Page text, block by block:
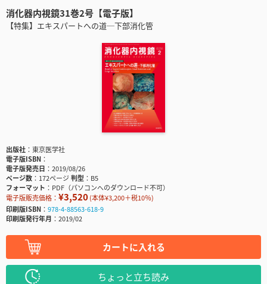
消化器内視鏡31巻2号【電子版】
【特集】エキスパートへの道─下部消化管
出版社
東京医学社
電子版ISBN
電子版発売日
2019/08/26
ページ数
172ページ判型
B5
フォーマット
PDF（パソコンへのダウンロード不可）
電子版販売価格： ¥3,520(本体¥3,200＋税10％)
印刷版ISBN
978-4-88563-618-9
印刷版発行年月
2019/02
カートに入れる
ちょっと立ち読み